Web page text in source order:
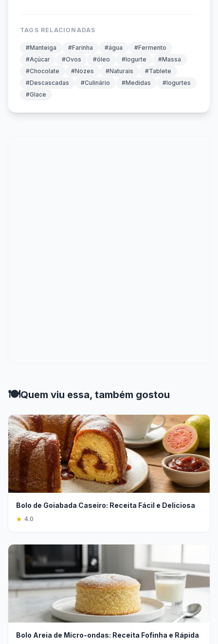
TAGS RELACIONADAS
#Manteiga #Farinha #água
#Fermento
#Açúcar
#Ovos #óleo #Iogurte
#Massa
#Chocolate
#Nozes #Naturais
#Tablete
#Descascadas
#Culinário #Medidas
#Iogurtes
#Glace
🍽️Quem viu essa, também gostou
Bolo de Goiabada Caseiro: Receita Fácil e Deliciosa
★ 4.0
Bolo Areia de Micro-ondas: Receita Fofinha e Rápida